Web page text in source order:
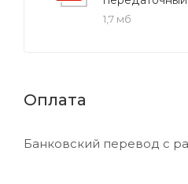
1,7 мб
Оплата
Банковский перевод с